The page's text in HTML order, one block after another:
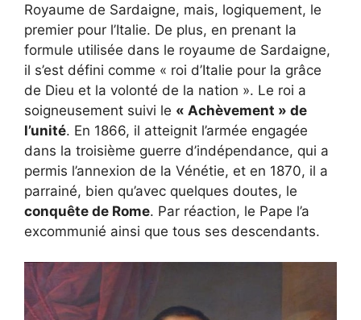
Royaume de Sardaigne, mais, logiquement, le
premier pour l’Italie. De plus, en prenant la
formule utilisée dans le royaume de Sardaigne,
il s’est défini comme « roi d’Italie pour la grâce
de Dieu et la volonté de la nation ». Le roi a
soigneusement suivi le « Achèvement » de
l’unité. En 1866, il atteignit l’armée engagée
dans la troisième guerre d’indépendance, qui a
permis l’annexion de la Vénétie, et en 1870, il a
parrainé, bien qu’avec quelques doutes, le
conquête de Rome. Par réaction, le Pape l’a
excommunié ainsi que tous ses descendants.